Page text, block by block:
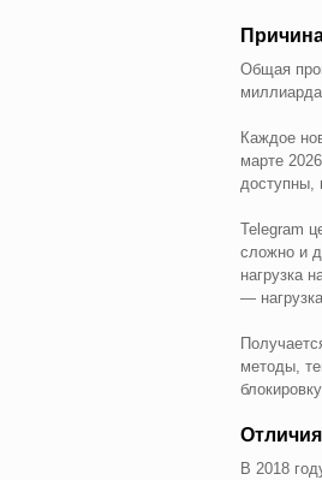
Общая
Каждое
марте
доступны,
Telegram
сложно и
нагрузка
—
методы,
В 2018